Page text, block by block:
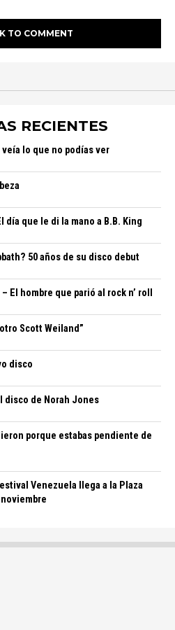
TO COMMENT
RECIENTES
lo que no podías ver
día que le di la mano a B.B. King
50 años de su disco debut
El hombre que parió al rock n’ roll
Scott Weiland”
disco
disco de Norah Jones
porque estabas pendiente de
Venezuela llega a la Plaza